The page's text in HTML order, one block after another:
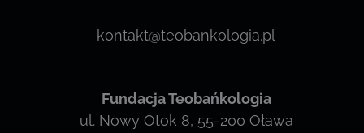
kontakt@teobankologia.pl
Fundacja Teobańkologia
ul. Nowy Otok 8, 55-200 Oława